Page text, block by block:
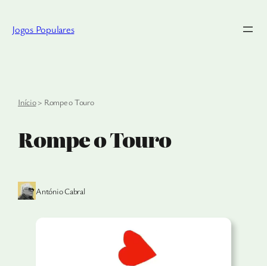
Jogos Populares
Início> Rompe o Touro
Rompe o Touro
António Cabral